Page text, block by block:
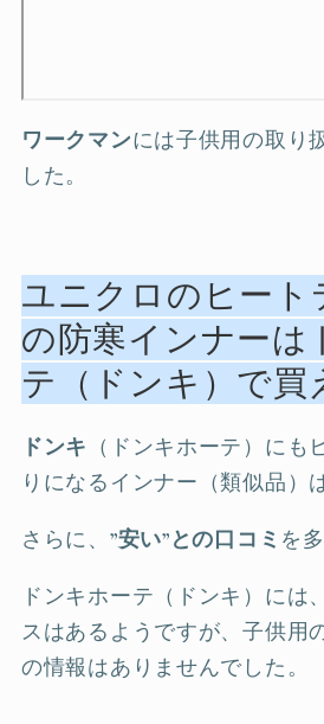
ワークマンには子供用の取り
した。
ユニクロのヒート
の防寒インナーは
テ（ドンキ）で買
ドンキ （ドンキホーテ）にも
りになるインナー（類似品）
さらに、 ”安い”との口コミ を
ドンキホーテ（ドンキ）には
スはあるようですが、子供用
の情報はありませんでした。